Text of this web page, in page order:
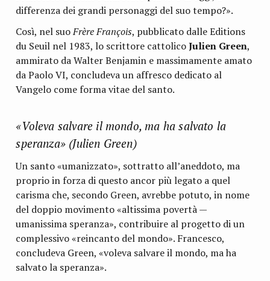
differenza dei grandi personaggi del suo tempo?».
Così, nel suoFrère François, pubblicato dalle Editions
du Seuil nel 1983, lo scrittore cattolicoJulien Green,
ammirato da Walter Benjamin e massimamente amato
da Paolo VI, concludeva un affresco dedicato al
Vangelo come forma vitae del santo.
«Voleva salvare il mondo, ma ha salvato la
speranza» (Julien Green)
Un santo «umanizzato», sottratto all’aneddoto, ma
proprio in forza di questo ancor più legato a quel
carisma che, secondo Green, avrebbe potuto, in nome
del doppio movimento «altissima povertà —
umanissima speranza», contribuire al progetto di un
complessivo «reincanto del mondo». Francesco,
concludeva Green, «voleva salvare il mondo, ma ha
salvato la speranza».